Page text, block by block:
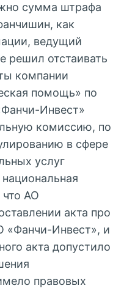
сумма штрафа
как
ведущий
решил отстаивать
компании
помощь» по
Инвест»
комиссию, по
в сфере
услуг
что АО
акта про
Инвест», и
акта допустило
правовых